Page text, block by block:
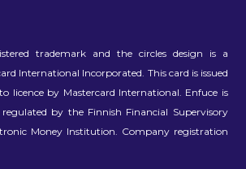
trademark and the circles design is a
International Incorporated. This card is issued
licence by Mastercard International. Enfuce is
by the Finnish Financial Supervisory
Money Institution. Company registration